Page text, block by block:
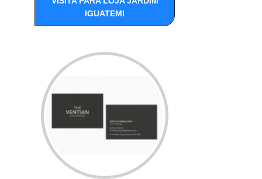
IGUATEMI